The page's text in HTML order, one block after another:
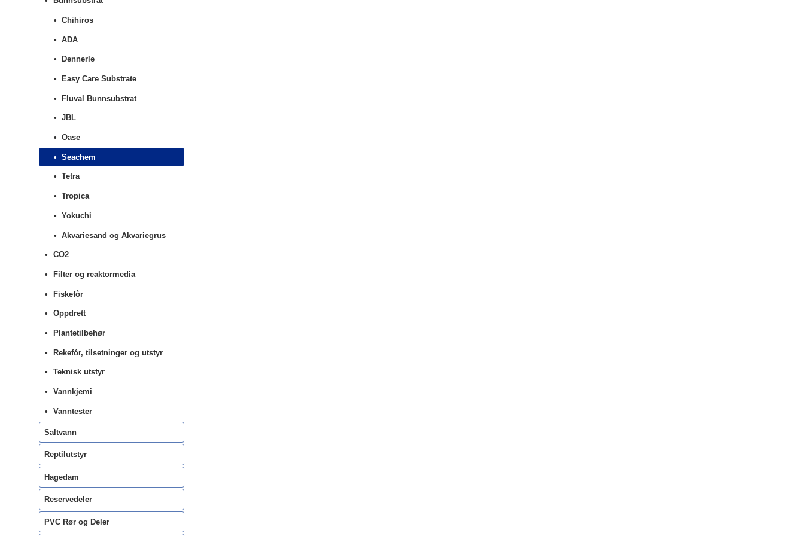
Chihiros
ADA
Dennerle
Easy Care Substrate
Fluval Bunnsubstrat
JBL
Oase
Seachem
Tetra
Tropica
Yokuchi
Akvariesand og Akvariegrus
CO2
Filter og reaktormedia
Fiskefòr
Oppdrett
Plantetilbehør
Rekefór, tilsetninger og utstyr
Teknisk utstyr
Vannkjemi
Vanntester
Saltvann
Reptilutstyr
Hagedam
Reservedeler
PVC Rør og Deler